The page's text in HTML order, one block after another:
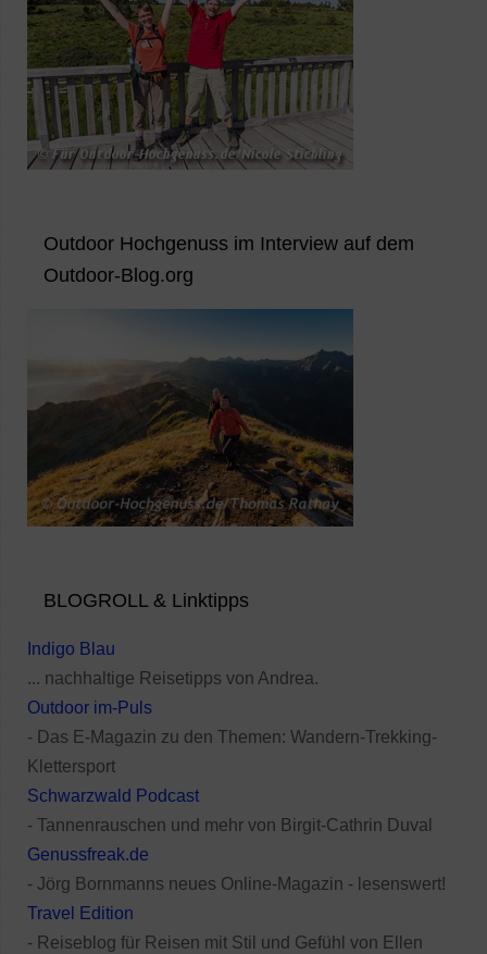
Outdoor Hochgenuss im Interview auf dem
Outdoor-Blog.org
BLOGROLL & Linktipps
Indigo Blau
... nachhaltige Reisetipps von Andrea.
Outdoor im-Puls
- Das E-Magazin zu den Themen: Wandern-Trekking-
Klettersport
Schwarzwald Podcast
- Tannenrauschen und mehr von Birgit-Cathrin Duval
Genussfreak.de
- Jörg Bornmanns neues Online-Magazin - lesenswert!
Travel Edition
- Reiseblog für Reisen mit Stil und Gefühl von Ellen